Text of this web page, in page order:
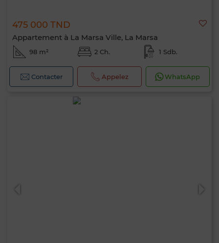
475 000 TND
Appartement à La Marsa Ville, La Marsa
98 m² 2 Ch. 1 Sdb.
Contacter Appelez WhatsApp